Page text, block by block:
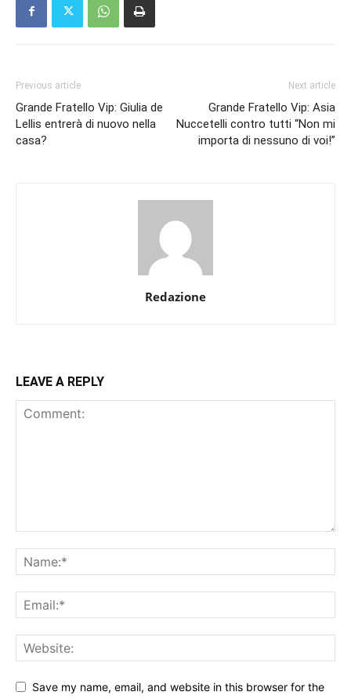
Previous article
Grande Fratello Vip: Giulia de
Lellis entrerà di nuovo nella
casa?
Next article
Grande Fratello Vip: Asia
Nuccetelli contro tutti “Non mi
importa di nessuno di voi!”
Redazione
LEAVE A REPLY
Save my name, email, and website in this browser for the